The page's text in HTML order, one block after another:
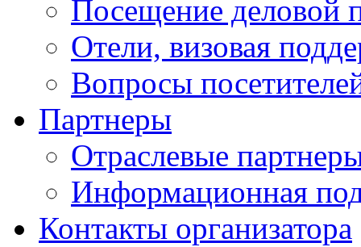
Посещение деловой
Отели, визовая
Вопросы
Партнеры
Отраслевые
Информационная
Контакты организатора